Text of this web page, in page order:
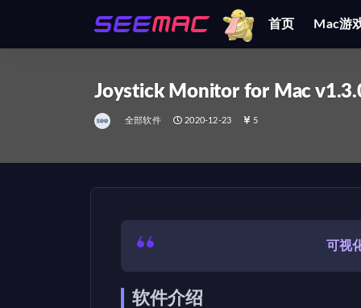
首页 Mac游
Joystick Monitor for Mac
全部软件 2020-12-23 5
可视
软件介绍